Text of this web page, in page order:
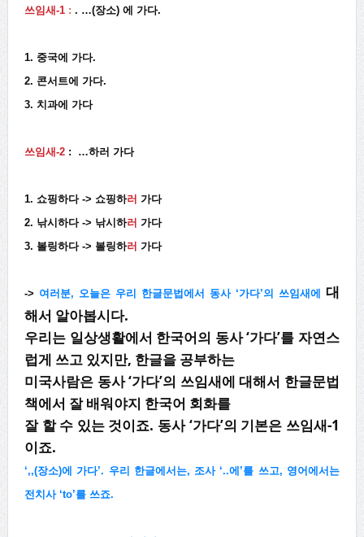
쓰임새-1 : . …(장소) 에 가다.
1. 중국에 가다.
2. 콘서트에 가다.
3. 치과에 가다
쓰임새-2 : …하러 가다
1. 쇼핑하다 -> 쇼핑하러 가다
2. 낚시하다 -> 낚시하러 가다
3. 볼링하다 -> 볼링하러 가다
-> 여러분, 오늘은 우리 한글문법에서 동사 ‘가다’의 쓰임새에대
해서 알아봅시다.
우리는 일상생활에서 한국어의 동사 ‘가다’를 자연스
럽게 쓰고 있지만, 한글을 공부하는
미국사람은 동사 ‘가다’의 쓰임새에 대해서 한글문법
책에서 잘 배워야지 한국어 회화를
잘 할 수 있는 것이죠. 동사 ‘가다’의 기본은 쓰임새-1
이죠.
‘,,(장소)에 가다’. 우리 한글에서는, 조사 ‘..에’를 쓰고, 영어에서는
전치사 ‘to’를 쓰죠.